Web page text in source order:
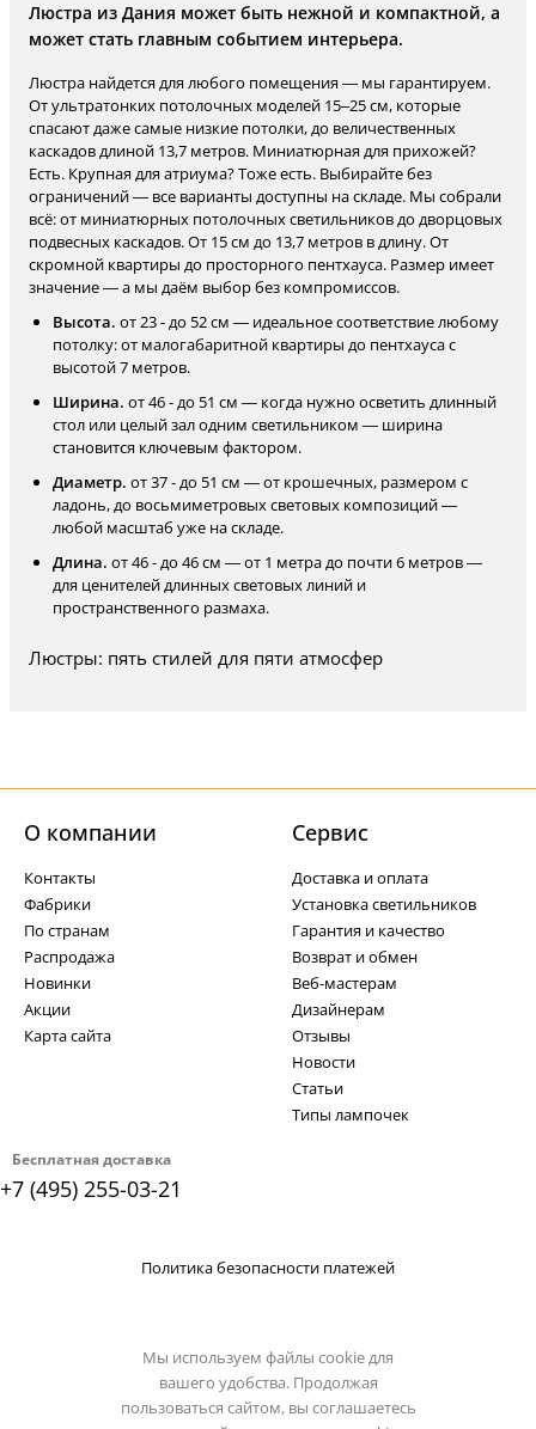
Люстра из Дания может быть нежной и компактной, а
может стать главным событием интерьера.
Люстра найдется для любого помещения — мы гарантируем.
От ультратонких потолочных моделей 15–25 см, которые
спасают даже самые низкие потолки, до величественных
каскадов длиной 13,7 метров. Миниатюрная для прихожей?
Есть. Крупная для атриума? Тоже есть. Выбирайте без
ограничений — все варианты доступны на складе. Мы собрали
всё: от миниатюрных потолочных светильников до дворцовых
подвесных каскадов. От 15 см до 13,7 метров в длину. От
скромной квартиры до просторного пентхауса. Размер имеет
значение — а мы даём выбор без компромиссов.
Высота. от 23 - до 52 см — идеальное соответствие любому
потолку: от малогабаритной квартиры до пентхауса с
высотой 7 метров.
Ширина. от 46 - до 51 см — когда нужно осветить длинный
стол или целый зал одним светильником — ширина
становится ключевым фактором.
Диаметр. от 37 - до 51 см — от крошечных, размером с
ладонь, до восьмиметровых световых композиций —
любой масштаб уже на складе.
Длина. от 46 - до 46 см — от 1 метра до почти 6 метров —
для ценителей длинных световых линий и
пространственного размаха.
Люстры: пять стилей для пяти атмосфер
Бесплатная доставка
+7 (495) 255-03-21
О компании
Контакты
Фабрики
По странам
Распродажа
Новинки
Акции
Карта сайта
Cервис
Доставка и оплата
Установка светильников
Гарантия и качество
Возврат и обмен
Веб-мастерам
Дизайнерам
Отзывы
Новости
Статьи
Типы лампочек
Политика безопасности платежей
Мы используем файлы cookie для
вашего удобства. Продолжая
пользоваться сайтом, вы соглашаетесь